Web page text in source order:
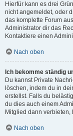
Hierfür kann es drei
nicht angemeldet, oder
das komplette Forum
Administrator dir das
Kontaktiere einen
Nach oben
Ich bekomme ständig
Du kannst Private
löschen, indem du in
erstellst. Falls du
du dies auch einem
Mitglied dann
Nach oben